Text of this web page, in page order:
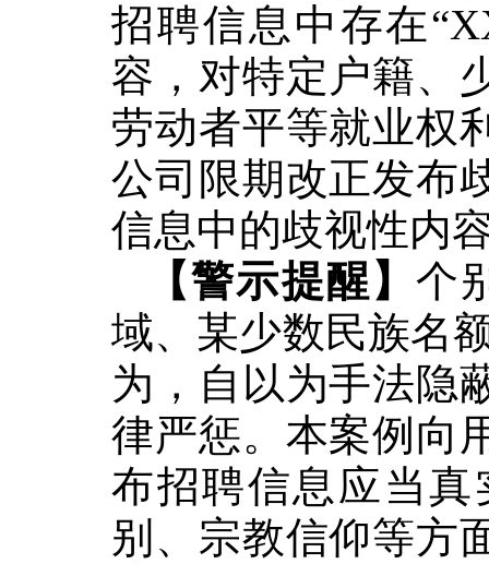
招聘信息中存在
容，对特定户籍、
劳动者平等就业权
公司限期改正发布
信息中的歧视性内
【警示提醒】个
域、某少数民族名
为， 自以为手法隐
律严惩。 本案例向
布招聘信息应当
别、宗教信仰等方